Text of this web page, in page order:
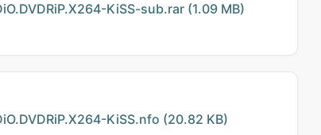
KiSS-sub.rar (1.09 MB)
KiSS.nfo (20.82 KB)